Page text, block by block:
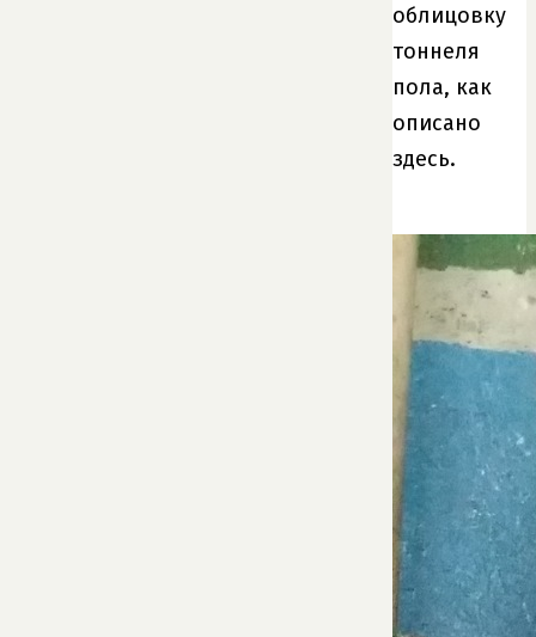
облицовку
тоннеля
пола, как
описано
здесь.